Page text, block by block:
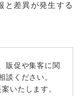
と差異が発生する
販促や集客に関
談ください。
いたします。